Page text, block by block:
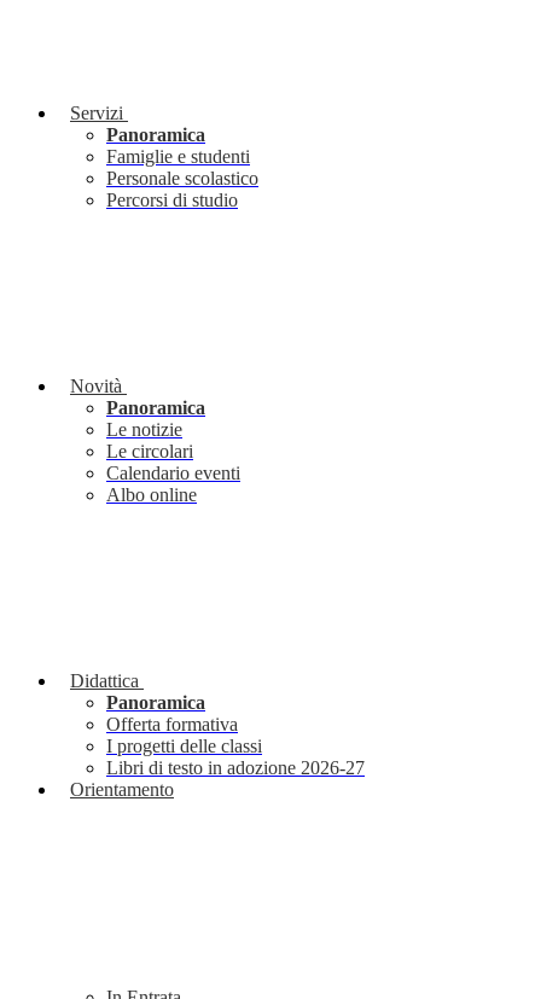
Servizi
Panoramica
Famiglie e studenti
Personale scolastico
Percorsi di studio
Novità
Panoramica
Le notizie
Le circolari
Calendario eventi
Albo online
Didattica
Panoramica
Offerta formativa
I progetti delle classi
Libri di testo in adozione 2026-27
Orientamento